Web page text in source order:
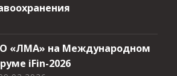
«ЛМА» на Международном
iFin-2026